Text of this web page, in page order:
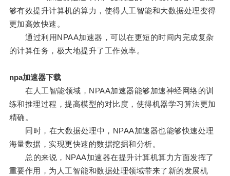
够有效提升计算机的算力，使得人工智能和大数据处理变得
更加高效快速。
通过利用NPAA加速器，可以在更短的时间内完成复杂
的计算任务，极大地提升了工作效率。
npa加速器下载
在人工智能领域，NPAA加速器能够加速神经网络的训
练和推理过程，提高模型的对比度，使得机器学习算法更加
精确。
同时，在大数据处理中，NPAA加速器也能够快速处理
海量数据，实现更快速的数据挖掘和分析。
总的来说，NPAA加速器在提升计算机算力方面发挥了
重要作用，为人工智能和数据处理领域带来了新的发展机